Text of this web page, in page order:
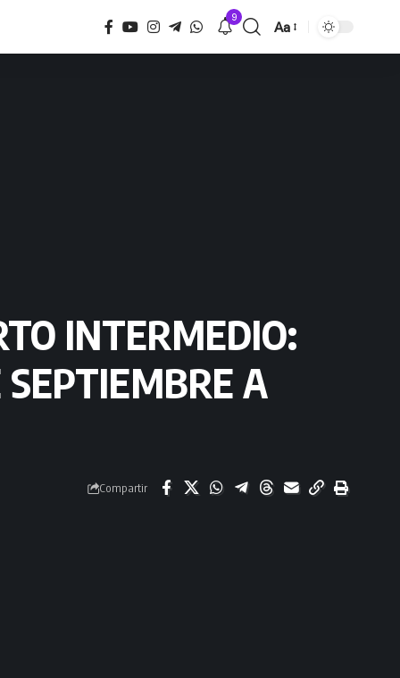
9
Tamaño
Aa
INTERMEDIO:
A
Compartir